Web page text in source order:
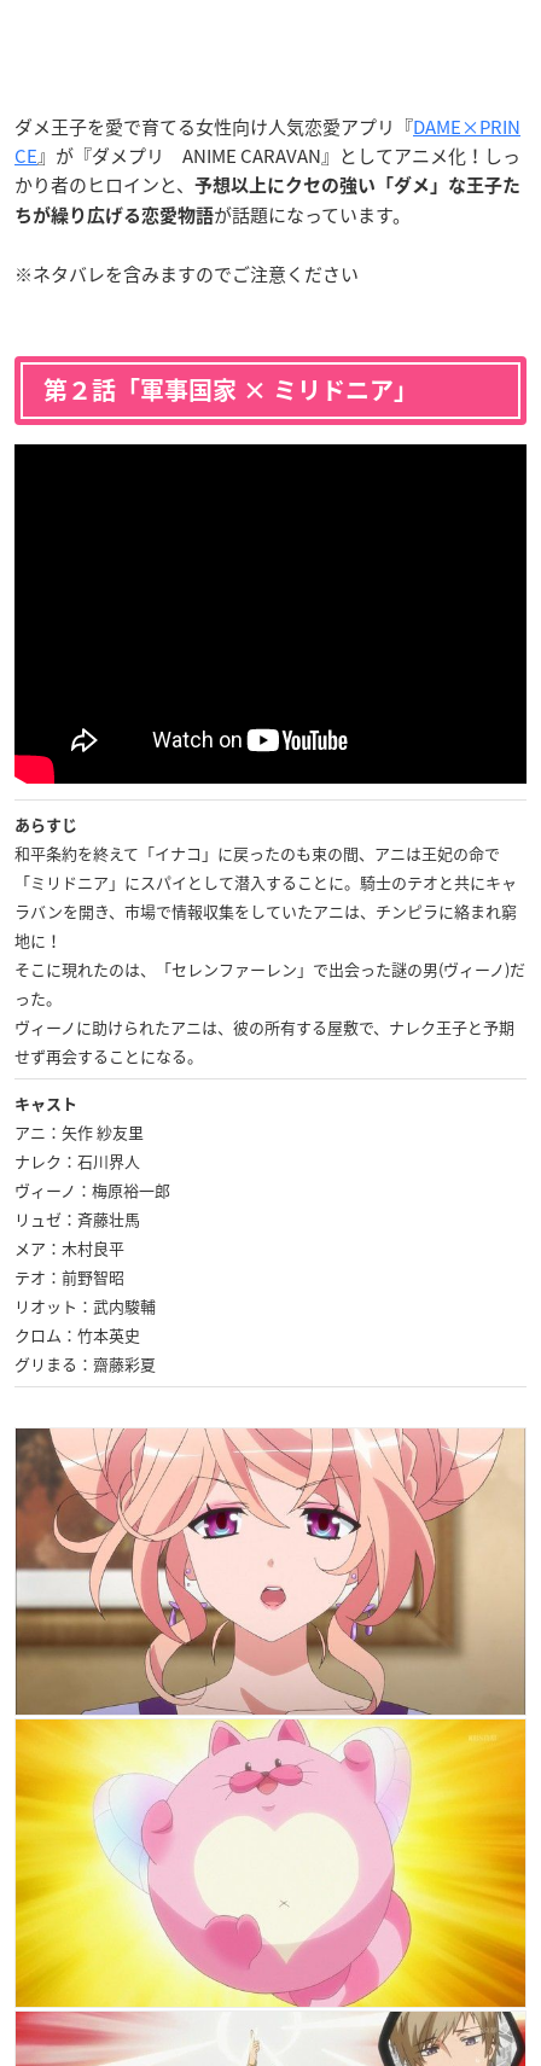
ダメ王子を愛で育てる女性向け人気恋愛アプリ『DAME×PRIN
CE』が『ダメプリ ANIME CARAVAN』としてアニメ化！しっ
かり者のヒロインと、
予想以上にクセの強い「ダメ」な王子た
ちが繰り広げる恋愛物語が話題になっています。
※ネタバレを含みますのでご注意ください
第２話「軍事国家 × ミリドニア」
あらすじ
和平条約を終えて「イナコ」に戻ったのも束の間、アニは王妃の命で
「ミリドニア」にスパイとして潜入することに。騎士のテオと共にキャ
ラバンを開き、市場で情報収集をしていたアニは、チンピラに絡まれ窮
地に！
そこに現れたのは、「セレンファーレン」で出会った謎の男(ヴィーノ)だ
った。
ヴィーノに助けられたアニは、彼の所有する屋敷で、ナレク王子と予期
せず再会することになる。
キャスト
アニ：矢作 紗友里
ナレク：石川界人
ヴィーノ：梅原裕一郎
リュゼ：斉藤壮馬
メア：木村良平
テオ：前野智昭
リオット：武内駿輔
クロム：竹本英史
グリまる：齋藤彩夏